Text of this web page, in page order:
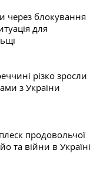
через блокування
для
різко зросли
з України
продовольчої
та війни в Україні